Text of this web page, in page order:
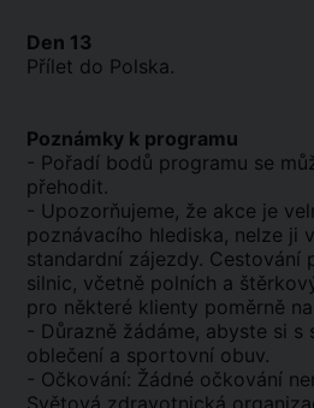
Den 13
Přílet do Polska.
Poznámky k programu
- Pořadí bodů programu se
přehodit.
- Upozorňujeme, že akce je
poznávacího hlediska, nelze ji
standardní zájezdy. Cestování
silnic, včetně polních a
pro některé klienty poměrně
- Důrazně žádáme, abyste si s
oblečení a sportovní obuv.
- Očkování: Žádné očkování
Světová zdravotnická